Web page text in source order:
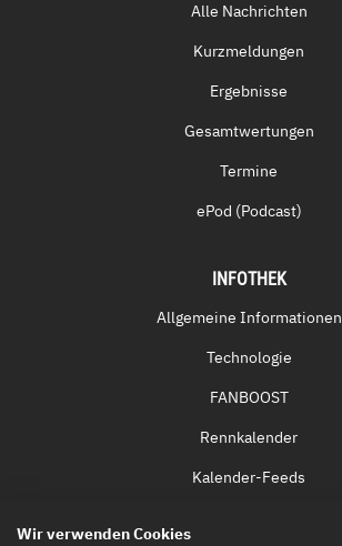
Alle Nachrichten
Kurzmeldungen
Ergebnisse
Gesamtwertungen
Termine
ePod (Podcast)
INFOTHEK
Allgemeine Informationen
Technologie
FANBOOST
Rennkalender
Kalender-Feeds
Wir verwenden Cookies